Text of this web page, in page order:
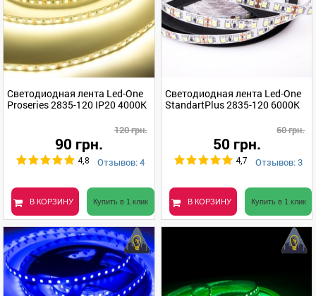
Светодиодная лента Led-One
Proseries 2835-120 IP20 4000K
120 грн.
90 грн.
4,8 Отзывов: 4
В КОРЗИНУ Купить в 1 клик
Светодиодная лента Led-One
StandartPlus 2835-120 6000K
60 грн.
50 грн.
4,7 Отзывов: 3
В КОРЗИНУ Купить в 1 клик